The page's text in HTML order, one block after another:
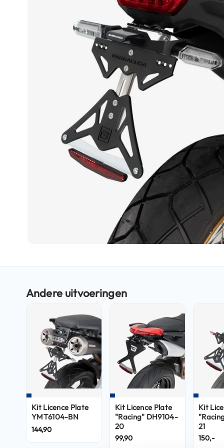
Fashion
Vespa
scooterhelmen
scooterhelmen
scooterhelmen
Systeemhelmen
Jethelmen
Integraalhelmen
begin
afbeeldingen-
gallerij
Kit Licence Plate
YMT6104-BN
144,90
Kit Licence Plate
"Racing" DH9104-
20
99,90
Kit
21
150,-